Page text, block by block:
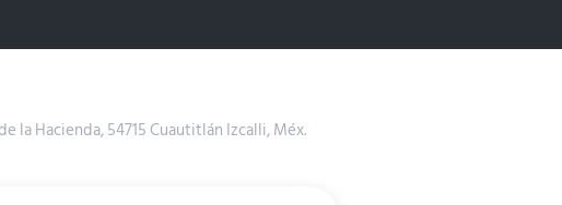
la Hacienda, 54715 Cuautitlán Izcalli, Méx.